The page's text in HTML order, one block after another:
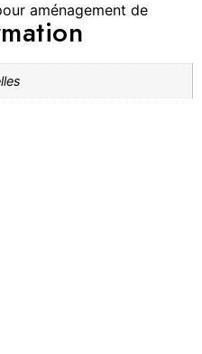
aménagement de